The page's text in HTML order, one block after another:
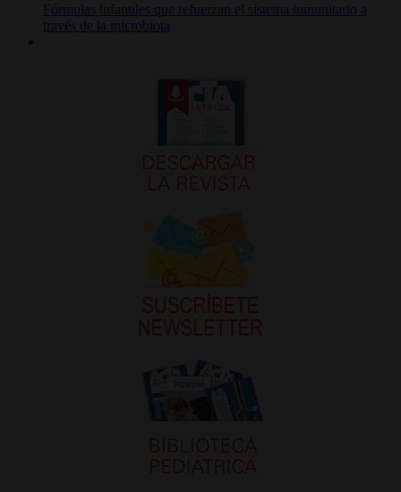
Fórmulas infantiles que refuerzan el sistema inmunitario a
través de la microbiota